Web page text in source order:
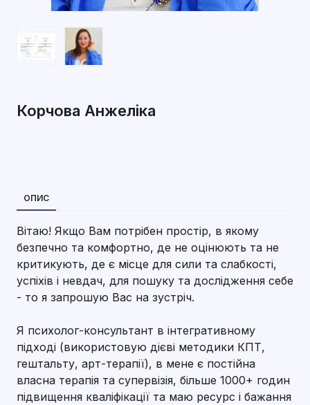
Корчова Анжеліка
ОПИС
Вітаю! Якщо Вам потрібен простір, в якому
безпечно та комфортно, де не оцінюють та не
критикують, де є місце для сили та слабкості,
успіхів і невдач, для пошуку та дослідження себе
- то я запрошую Вас на зустріч.
Я психолог-консультант в інтегративному
підході (використовую дієві методики КПТ,
гештальту, арт-терапії), в мене є постійна
власна терапія та супервізія, більше 1000+ годин
підвищення кваліфікації та маю ресурс і бажання